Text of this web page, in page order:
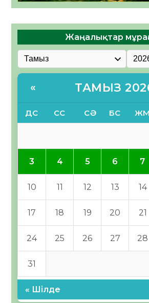
Жаңалықтар
« ТАМЫЗ
ДС СС СӘ БС ЖМ
3 4 5 6 7
10 11 12 13 14
17 18 19 20 21
24 25 26 27 28
31
« Шілде